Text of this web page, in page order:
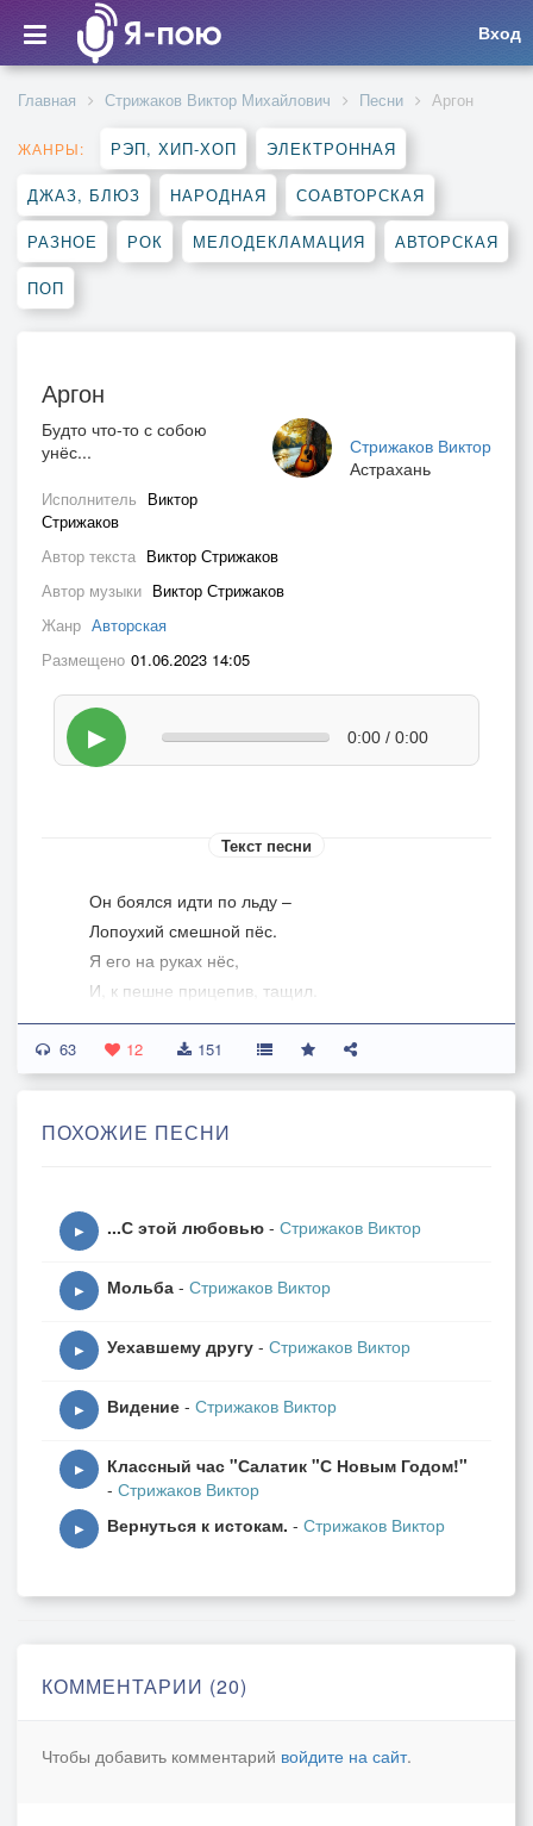
Вход
Главная Стрижаков Виктор Михайлович Песни Аргон
ЖАНРЫ: РЭП, ХИП-ХОП ЭЛЕКТРОННАЯ
ДЖАЗ, БЛЮЗ НАРОДНАЯ СОАВТОРСКАЯ
РАЗНОЕ РОК МЕЛОДЕКЛАМАЦИЯ АВТОРСКАЯ
ПОП
Аргон
Стрижаков Виктор
Астрахань
Будто что-то с собою
унёс...
Исполнитель Виктор
Стрижаков
Автор текста Виктор Стрижаков
Автор музыки Виктор Стрижаков
Жанр Авторская
Размещено 01.06.2023 14:05
▶ 0:00 / 0:00
Текст песни
Он боялся идти по льду –
Лопоухий смешной пёс.
Я его на руках нёс,
И, к пешне прицепив, тащил.
Упирался когтями он и скулил,
Дескать, дальше с тобой не пойду.
К непростой рыбацкой судьбе.
Он хозяина охранял,
Без раздумий, команды «фас»,
От безжалостных челюстей.
Пёс мой в это побоище влез…
А однажды в лютый мороз
И наукам собачьим учил его пёс.
По собачьему - двадцать лет…
63 12 151
ПОХОЖИЕ ПЕСНИ
▶ ...С этой любовью - Стрижаков Виктор
▶ Мольба - Стрижаков Виктор
▶ Уехавшему другу - Стрижаков Виктор
▶ Видение - Стрижаков Виктор
▶
Классный час "Салатик "С Новым Годом!"
- Стрижаков Виктор
▶ Вернуться к истокам. - Стрижаков Виктор
КОММЕНТАРИИ (20)
Чтобы добавить комментарий войдите на сайт.